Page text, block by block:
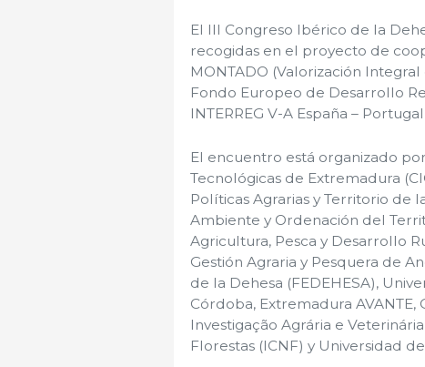
El III Congreso Ibérico de la
recogidas en el proyecto de
MONTADO (Valorización
Fondo Europeo de Desarrollo
INTERREG V-A España –
El encuentro está organizado
Tecnológicas de Extremadura
Políticas Agrarias y Territorio de
Ambiente y Ordenación del
Agricultura, Pesca y Desarrollo
Gestión Agraria y Pesquera de
de la Dehesa (FEDEHESA),
Córdoba, Extremadura
Investigação Agrária e
Florestas (ICNF) y Universidad